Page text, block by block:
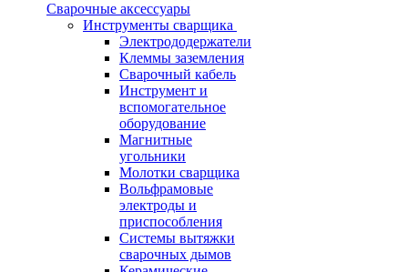
Сварочные аксессуары
Инструменты сварщика
Электрододержатели
Клеммы заземления
Сварочный кабель
Инструмент и
вспомогательное
оборудование
Магнитные
угольники
Молотки сварщика
Вольфрамовые
электроды и
приспособления
Системы вытяжки
сварочных дымов